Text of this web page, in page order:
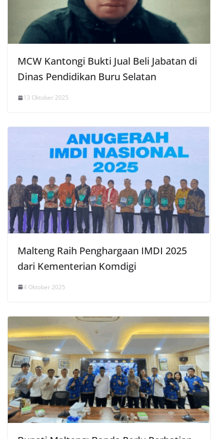
MCW Kantongi Bukti Jual Beli Jabatan di
Dinas Pendidikan Buru Selatan
13 Oktober 2025
Malteng Raih Penghargaan IMDI 2025
dari Kementerian Komdigi
4 Oktober 2025